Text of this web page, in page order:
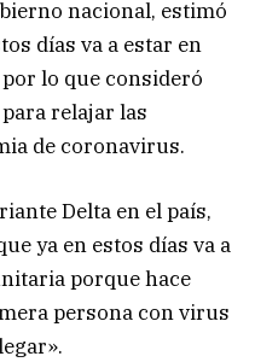
nacional, estimó
días va a estar en
lo que consideró
relajar las
de coronavirus.
Delta en el país,
ya en estos días va a
porque hace
persona con virus